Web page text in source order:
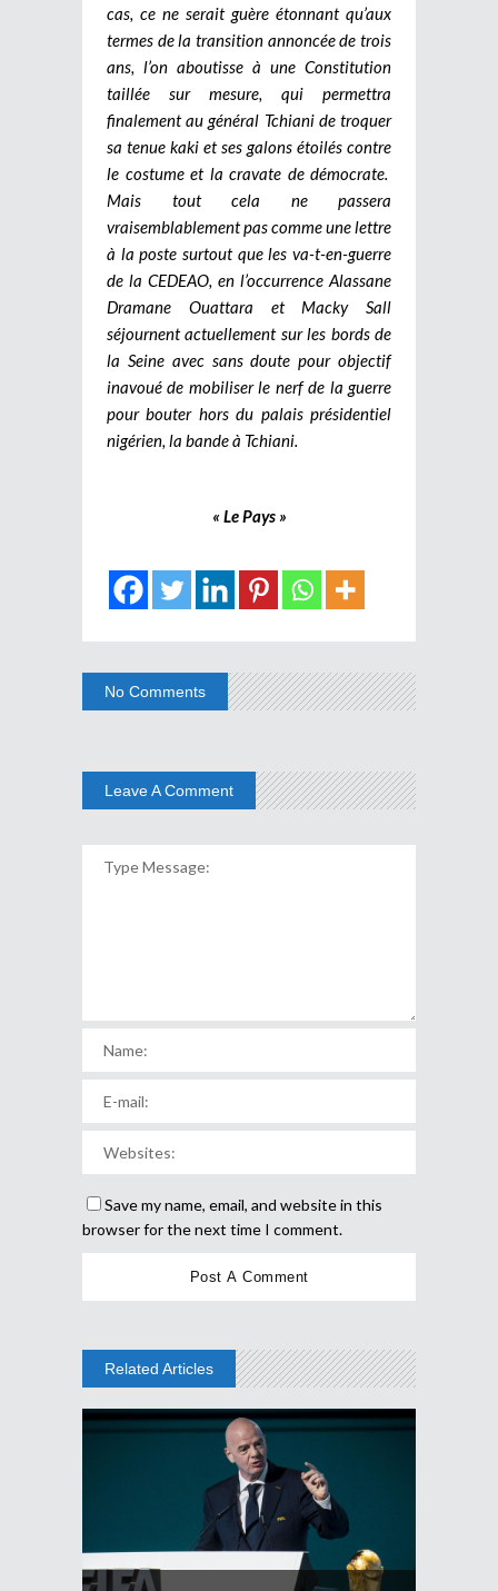
cas, ce ne serait guère étonnant qu’aux
termes de la transition annoncée de trois
ans, l’on aboutisse à une Constitution
taillée sur mesure, qui permettra
finalement au général Tchiani de troquer
sa tenue kaki et ses galons étoilés contre
le costume et la cravate de démocrate.
Mais tout cela ne passera
vraisemblablement pas comme une lettre
à la poste surtout que les va-t-en-guerre
de la CEDEAO, en l’occurrence Alassane
Dramane Ouattara et Macky Sall
séjournent actuellement sur les bords de
la Seine avec sans doute pour objectif
inavoué de mobiliser le nerf de la guerre
pour bouter hors du palais présidentiel
nigérien, la bande à Tchiani.
« Le Pays »
No Comments
Leave A Comment
Save my name, email, and website in this
browser for the next time I comment.
Related Articles